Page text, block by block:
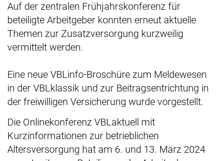
Auf der zentralen Frühjahrskonferenz für
beteiligte Arbeitgeber konnten erneut aktuelle
Themen zur Zusatzversorgung kurzweilig
vermittelt werden.
Eine neue VBLinfo-Broschüre zum Meldewesen
in der VBLklassik und zur Beitragsentrichtung in
der freiwilligen Versicherung wurde vorgestellt.
Die Onlinekonferenz VBLaktuell mit
Kurzinformationen zur betrieblichen
Altersversorgung hat am 6. und 13. März 2024